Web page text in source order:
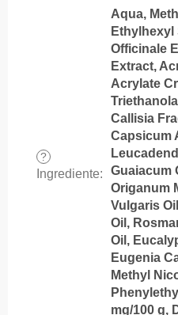
?
Ingrediente:
Aqua,
Ethylhexyl
Officinale
Extract,
Acrylate
Callisia
Capsicum
Guaiacum
Origanum
Vulgaris
Oil,
Oil,
Eugenia
Methyl
mg/100 g,